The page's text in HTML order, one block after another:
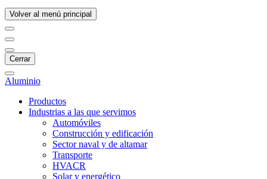
Volver al menú principal
Cerrar
Aluminio
Productos
Industrias a las que servimos
Automóviles
Construcción y edificación
Sector naval y de altamar
Transporte
HVACR
Solar y energético